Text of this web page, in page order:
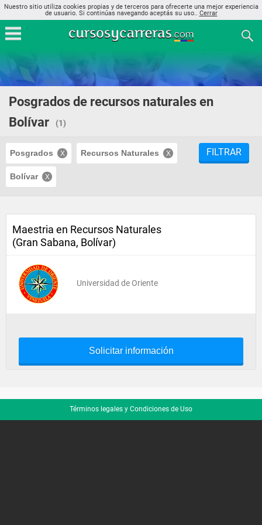
Nuestro sitio utiliza cookies propias y de terceros para ofrecerte una mejor experiencia
de usuario. Si continúas navegando aceptás su uso.. Cerrar
Posgrados de recursos naturales en
Bolívar
(1)
Posgrados Recursos Naturales
Bolívar
FILTRAR
Maestria en Recursos Naturales
(Gran Sabana, Bolívar)
Universidad de Oriente
Solicitar información
Términos legales y Condiciones de Uso